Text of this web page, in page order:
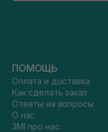
ПОМОЩЬ
Оплата и доставка
Как сделать заказ
Ответы на вопросы
О нас
ЗМІ про нас